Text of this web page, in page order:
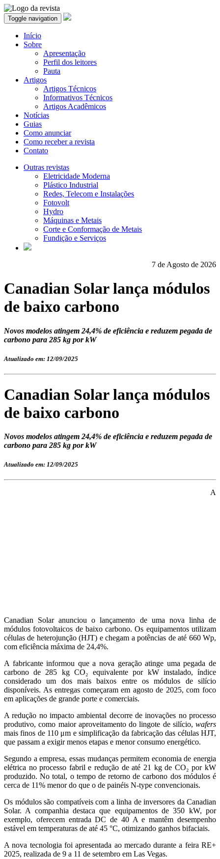
Toggle navigation
Início
Sobre
Apresentação
Perfil dos leitores
Pauta
Artigos
Artigos Técnicos
Informativos Técnicos
Artigos Acadêmicos
Notícias
Guias
Como anunciar
Como receber a revista
Contato
Outras revistas
Eletricidade Moderna
Plástico Industrial
Redes, Telecom e Instalações
Fotovolt
Hydro
Máquinas e Metais
Corte e Conformação de Metais
Fundição e Serviços
7 de Agosto de 2026
Canadian Solar lança módulos
de baixo carbono
Novos modelos atingem 24,4% de eficiência e reduzem pegada de
carbono para 285 kg por kW
Atualizado em: 12/09/2025
Canadian Solar lança módulos
de baixo carbono
Novos modelos atingem 24,4% de eficiência e reduzem pegada de
carbono para 285 kg por kW
Atualizado em: 12/09/2025
A
Canadian Solar anunciou o lançamento de uma nova linha de
módulos fotovoltaicos de baixo carbono. Os equipamentos utilizam
células de heterojunção (HJT) e chegam a potências de até 660 Wp,
com eficiência máxima de 24,4%.
A fabricante informou que a nova geração atinge uma pegada de
carbono de 285 kg CO₂ equivalente por kW instalado, índice
considerado um dos mais baixos entre os módulos de silício
disponíveis. As entregas começaram em agosto de 2025, com foco
em aplicações de grande porte e comerciais.
A redução no impacto ambiental decorre de inovações no processo
produtivo, como maior aproveitamento do lingote de silício, wafers
mais finos de 110 μm e simplificação da fabricação das células HJT,
que passam a exigir menos etapas e menor consumo energético.
Segundo a empresa, essas mudanças permitem economia de energia
elétrica no processo fabril e redução de até 21 kg de CO₂ por kW
produzido. No total, o tempo de retorno de carbono dos módulos é
cerca de 11% menor do que o de painéis N-type convencionais.
Os módulos são compatíveis com a linha de inversores da Canadian
Solar. A companhia destaca que equipamentos de 350 kW, por
exemplo, oferecem entrada DC de 40 A e mantêm desempenho
estável em temperaturas de até 45 °C, otimizando ganhos bifaciais.
A nova tecnologia foi apresentada ao mercado durante a feira RE+
2025, realizada de 9 a 11 de setembro em Las Vegas.